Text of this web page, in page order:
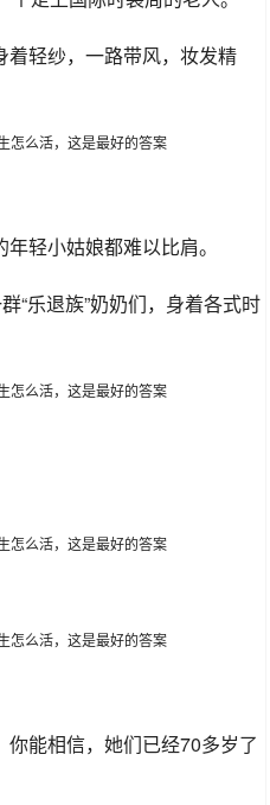
着轻纱，一路带风，妆发精
轻小姑娘都难以比肩。
“乐退族”奶奶们，身着各式时
能相信，她们已经70多岁了